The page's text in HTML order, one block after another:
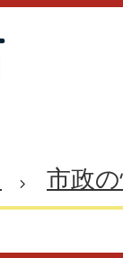
市政